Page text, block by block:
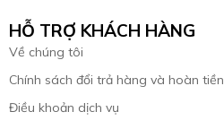
HỖ TRỢ KHÁCH HÀNG
Về chúng tôi
Chính sách đổi trả hàng và hoàn tiền
Điều khoản dịch vụ